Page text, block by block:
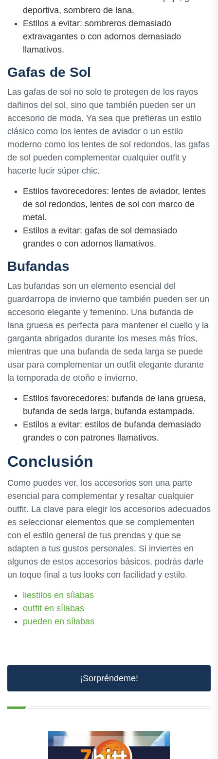
deportiva, sombrero de lana.
Estilos a evitar: sombreros demasiado
extravagantes o con adornos demasiado
llamativos.
Gafas de Sol
Las gafas de sol no solo te protegen de los rayos
dañinos del sol, sino que también pueden ser un
accesorio de moda. Ya sea que prefieras un estilo
clásico como los lentes de aviador o un estilo
moderno como los lentes de sol redondos, las gafas
de sol pueden complementar cualquier outfit y
hacerte lucir súper chic.
Estilos favorecedores: lentes de aviador, lentes
de sol redondos, lentes de sol con marco de
metal.
Estilos a evitar: gafas de sol demasiado
grandes o con adornos llamativos.
Bufandas
Las bufandas son un elemento esencial del
guardarropa de invierno que también pueden ser un
accesorio elegante y femenino. Una bufanda de
lana gruesa es perfecta para mantener el cuello y la
garganta abrigados durante los meses más fríos,
mientras que una bufanda de seda larga se puede
usar para complementar un outfit elegante durante
la temporada de otoño e invierno.
Estilos favorecedores: bufanda de lana gruesa,
bufanda de seda larga, bufanda estampada.
Estilos a evitar: estilos de bufanda demasiado
grandes o con patrones llamativos.
Conclusión
Como puedes ver, los accesorios son una parte
esencial para complementar y resaltar cualquier
outfit. La clave para elegir los accesorios adecuados
es seleccionar elementos que se complementen
con el estilo general de tus prendas y que se
adapten a tus gustos personales. Si inviertes en
algunos de estos accesorios básicos, podrás darle
un toque final a tus looks con facilidad y estilo.
liestilos en sílabas
outfit en sílabas
pueden en sílabas
¡Sorpréndeme!